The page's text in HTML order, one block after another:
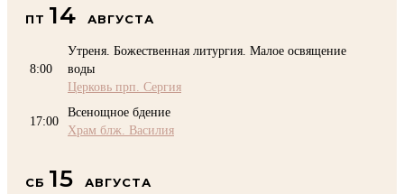
ПТ 14 АВГУСТА
8:00
Утреня. Божественная литургия. Малое освящение
воды
Церковь прп. Сергия
17:00
Всенощное бдение
Храм блж. Василия
СБ 15 АВГУСТА